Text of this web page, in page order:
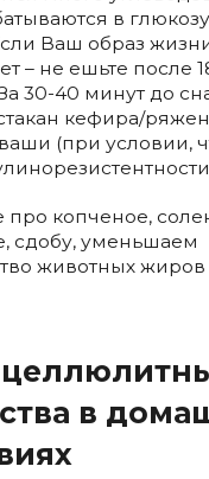
в глюкозу
Ваш образ
– не ешьте после
30-40 минут до
кефира/
(при условии,
про копченое,
сдобу, уменьшаем
животных жиров
в